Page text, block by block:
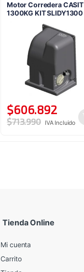
Motor Corredera CASIT
1300KG KIT SLIDY1300
$606.892
$713.990 IVA Incluido
Tienda Online
Mi cuenta
Carrito